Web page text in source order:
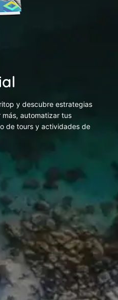
y descubre estrategias
automatizar tus
de tours y actividades de